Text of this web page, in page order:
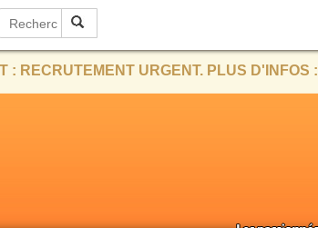
: RECRUTEMENT URGENT. PLUS D'INFOS :